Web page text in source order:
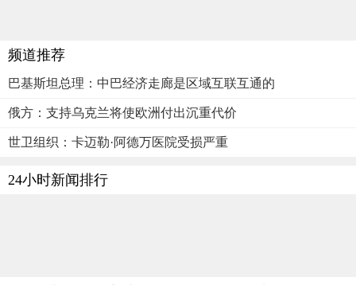
频道推荐
巴基斯坦总理：中巴经济走廊是区域互联互通的
俄方：支持乌克兰将使欧洲付出沉重代价
世卫组织：卡迈勒·阿德万医院受损严重
24小时新闻排行